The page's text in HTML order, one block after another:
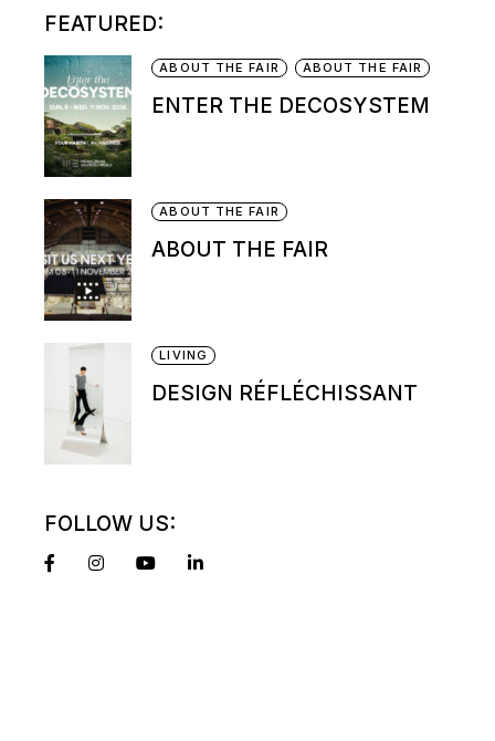
FEATURED:
ABOUT THE FAIR ABOUT THE FAIR
ENTER THE DECOSYSTEM
ABOUT THE FAIR
ABOUT THE FAIR
LIVING
DESIGN RÉFLÉCHISSANT
FOLLOW US: